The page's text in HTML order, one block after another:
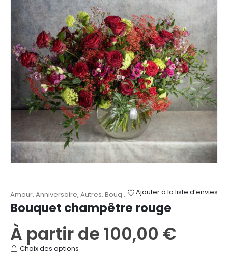
Les
options
peuvent
être
choisies
sur
la
page
du
produit
Ajouter à la liste d’envies
Amour, Anniversaire, Autres, Bouquets champêtres ,
Bouquet champêtre rouge
À partir de 100,00 €
Choix des options